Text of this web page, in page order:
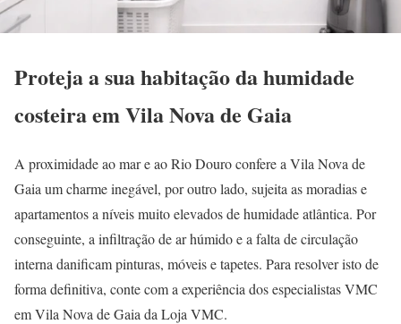
Proteja a sua habitação da humidade
costeira em Vila Nova de Gaia
A proximidade ao mar e ao Rio Douro confere a Vila Nova de
Gaia um charme inegável, por outro lado, sujeita as moradias e
apartamentos a níveis muito elevados de humidade atlântica. Por
conseguinte, a infiltração de ar húmido e a falta de circulação
interna danificam pinturas, móveis e tapetes. Para resolver isto de
forma definitiva, conte com a experiência dos especialistas VMC
em Vila Nova de Gaia da Loja VMC.